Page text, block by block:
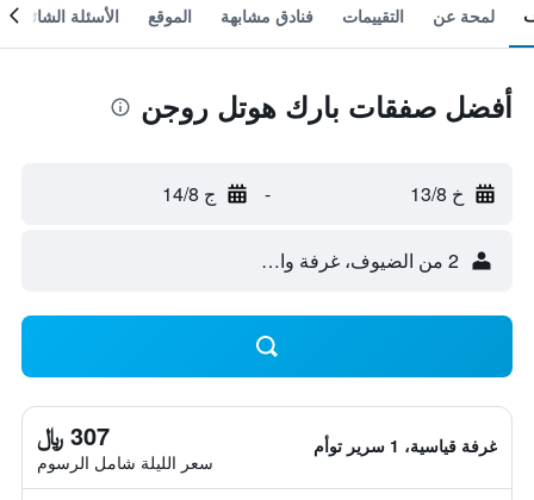
لمحة عن التقييمات فنادق مشابهة الموقع الأسئلة الشائعة
أفضل صفقات بارك هوتل روجن
خ 13/8 - ج 14/8
2 من الضيوف، غرفة واحدة
غرفة قياسية، 1 سرير توأم 307 ﷼
سعر الليلة شامل الرسوم